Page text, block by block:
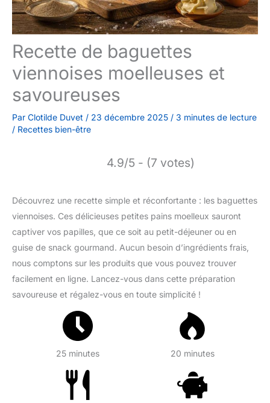
Recette de baguettes
viennoises moelleuses et
savoureuses
Par Clotilde Duvet / 23 décembre 2025 / 3 minutes de lecture
/ Recettes bien-être
4.9/5 - (7 votes)
Découvrez une recette simple et réconfortante : les baguettes
viennoises. Ces délicieuses petites pains moelleux sauront
captiver vos papilles, que ce soit au petit-déjeuner ou en
guise de snack gourmand. Aucun besoin d’ingrédients frais,
nous comptons sur les produits que vous pouvez trouver
facilement en ligne. Lancez-vous dans cette préparation
savoureuse et régalez-vous en toute simplicité !
25 minutes 20 minutes